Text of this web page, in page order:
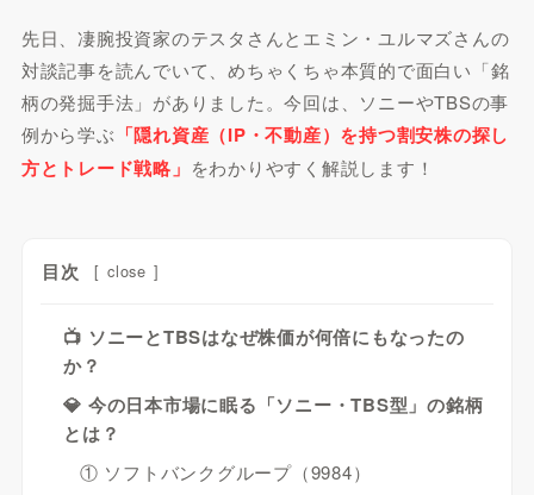
先日、凄腕投資家のテスタさんとエミン・ユルマズさんの
対談記事を読んでいて、めちゃくちゃ本質的で面白い「銘
柄の発掘手法」がありました。今回は、ソニーやTBSの事
例から学ぶ 「隠れ資産（IP・不動産）を持つ割安株の探し
方とトレード戦略」 をわかりやすく解説します！
目次 [ close ]
📺 ソニーとTBSはなぜ株価が何倍にもなったの
か？
💎 今の日本市場に眠る「ソニー・TBS型」の銘柄
とは？
① ソフトバンクグループ（9984）